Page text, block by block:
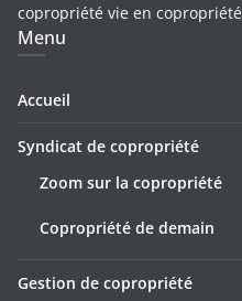
copropriété vie en copropriété
Menu
Accueil
Syndicat de copropriété
Zoom sur la copropriété
Copropriété de demain
Gestion de copropriété